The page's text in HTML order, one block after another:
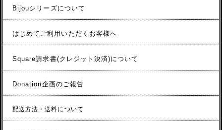
Bijouシリーズについて
はじめてご利用いただくお客様へ
Square請求書(クレジット決済)について
Donation企画のご報告
配送方法・送料について